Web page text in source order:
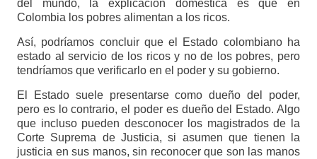
del mundo, la explicación doméstica es que en
Colombia los pobres alimentan a los ricos.
Así, podríamos concluir que el Estado colombiano ha
estado al servicio de los ricos y no de los pobres, pero
tendríamos que verificarlo en el poder y su gobierno.
El Estado suele presentarse como dueño del poder,
pero es lo contrario, el poder es dueño del Estado. Algo
que incluso pueden desconocer los magistrados de la
Corte Suprema de Justicia, si asumen que tienen la
justicia en sus manos, sin reconocer que son las manos